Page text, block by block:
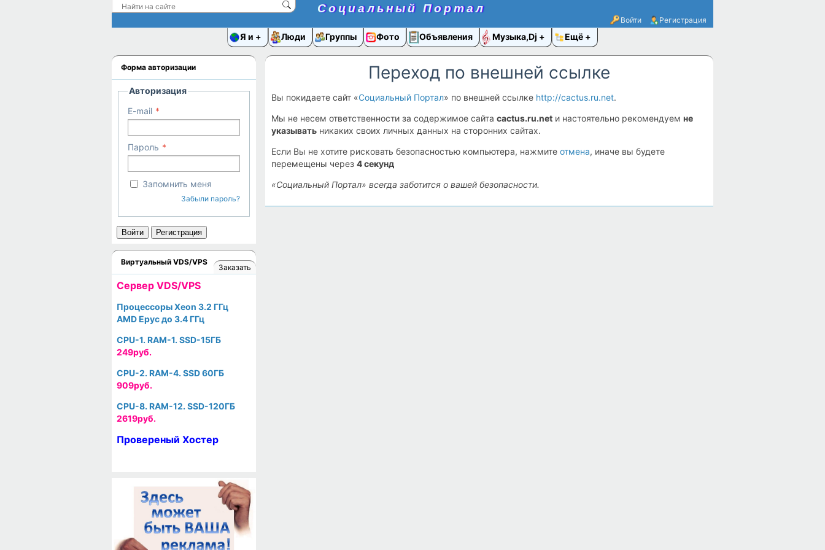
Социальный Портал
Войти Регистрация
Я и Люди Группы Фото Объявления Музыка,Dj Ещё
Переход по внешней ссылке
Вы покидаете сайт «Социальный Портал» по внешней ссылке http://cactus.ru.net.
Мы не несем ответственности за содержимое сайта cactus.ru.net и настоятельно рекомендуем не
указывать никаких своих личных данных на сторонних сайтах.
Если Вы не хотите рисковать безопасностью компьютера, нажмите отмена, иначе вы будете
перемещены через 4секунд
«Социальный Портал» всегда заботится о вашей безопасности.
Форма авторизации
Авторизация
E-mail
Пароль
Запомнить меня
Забыли пароль?
Войти Регистрация
Виртуальный VDS/VPS
Заказать
Cервер VDS/VPS
Процессоры Xeon 3.2 ГГц
AMD Epyc до 3.4 ГГц
CPU-1. RAM-1. SSD-15ГБ
249руб.
CPU-2. RAM-4. SSD 60ГБ
909руб.
CPU-8. RAM-12. SSD-120ГБ
2619руб.
Провереный Хостер